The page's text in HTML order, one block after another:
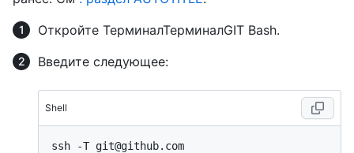
Откройте ТерминалТерминалGIT Bash.
Введите следующее:
Shell